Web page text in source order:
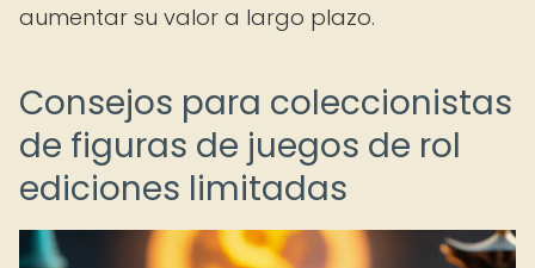
aumentar su valor a largo plazo.
Consejos para coleccionistas
de figuras de juegos de rol
ediciones limitadas